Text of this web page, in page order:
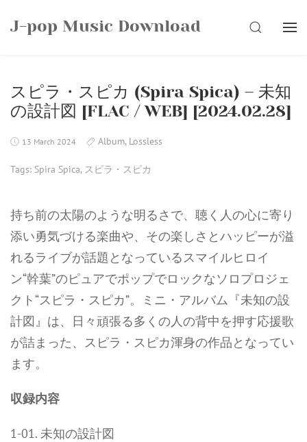
J-pop Music Download SEARCH
スピラ・スピカ (Spira Spica) – 未知
の設計図 [FLAC / WEB] [2024.02.28]
13 March 2024 Album, Lossless
Tags: Spira Spica, スピラ・スピカ
持ち前の太陽のような明るさで、聴く人の心に寄り
添い勇気づける楽曲や、その楽しさとハッピーが溢
れるライブが話題となっているスマイルヒロイ
ン“幹葉”のピュアでポップでロックなソロプロジェ
クト“スピラ・スピカ”。ミニ・アルバム『未知の設
計図』は、日々頑張る多くの人の背中を押す応援歌
が詰まった、スピラ・スピカ渾身の作品となってい
ます。
収録内容
1-01. 未知の設計図